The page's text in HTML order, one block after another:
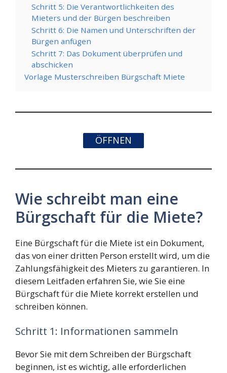
Schritt 5: Die Verantwortlichkeiten des
Mieters und der Bürgen beschreiben
Schritt 6: Die Namen und Unterschriften der
Bürgen anfügen
Schritt 7: Das Dokument überprüfen und
abschicken
Vorlage Musterschreiben Bürgschaft Miete
ÖFFNEN
Wie schreibt man eine
Bürgschaft für die Miete?
Eine Bürgschaft für die Miete ist ein Dokument,
das von einer dritten Person erstellt wird, um die
Zahlungsfähigkeit des Mieters zu garantieren. In
diesem Leitfaden erfahren Sie, wie Sie eine
Bürgschaft für die Miete korrekt erstellen und
schreiben können.
Schritt 1: Informationen sammeln
Bevor Sie mit dem Schreiben der Bürgschaft
beginnen, ist es wichtig, alle erforderlichen